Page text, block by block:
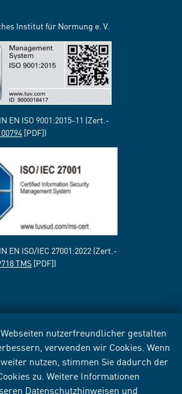
nutzerfreundlicher gestalten
verwenden wir Cookies. Wenn
nutzen, stimmen Sie dadurch der
zu. Weitere Informationen
Datenschutzhinweisen und
Institut für Normung e. V.
EN ISO 9001:2015-11 (Zert.-
[PDF])
EN ISO/IEC 27001:2022 (Zert.-
TMS[PDF])